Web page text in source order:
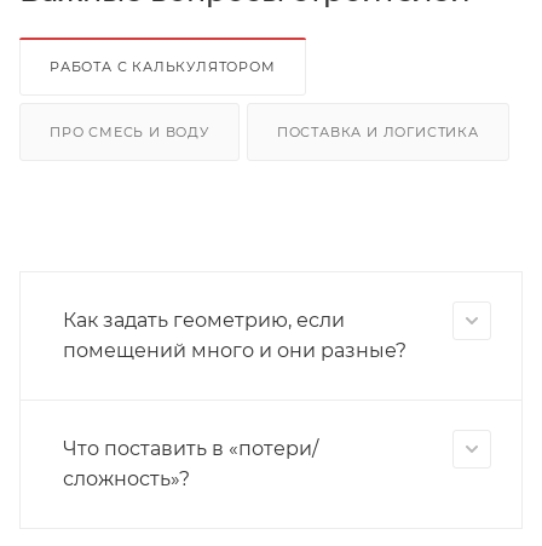
РАБОТА С КАЛЬКУЛЯТОРОМ
ПРО СМЕСЬ И ВОДУ ПОСТАВКА И ЛОГИСТИКА
Как задать геометрию, если
помещений много и они разные?
Что поставить в «потери/
сложность»?